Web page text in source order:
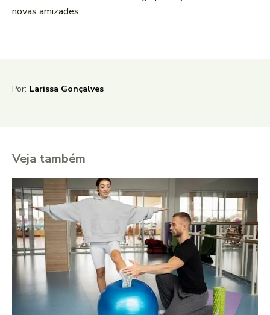
novas amizades.
Por: Larissa Gonçalves
Veja também